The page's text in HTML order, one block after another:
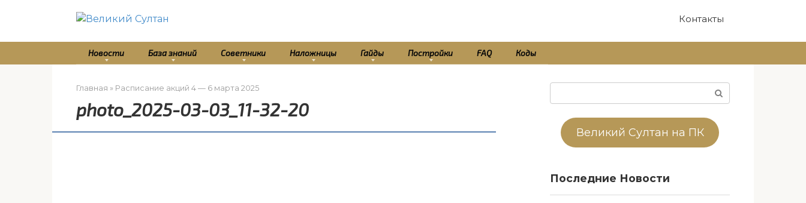
Контакты
Новости База знаний Советники Наложницы Гайды Постройки FAQ Коды
Главная » Расписание акций 4 — 6 марта 2025
photo_2025-03-03_11-32-20
Великий Султан на ПК
Последние Новости